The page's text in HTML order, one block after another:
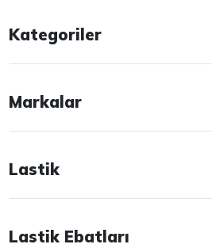
Kategoriler
Markalar
Lastik
Lastik Ebatları